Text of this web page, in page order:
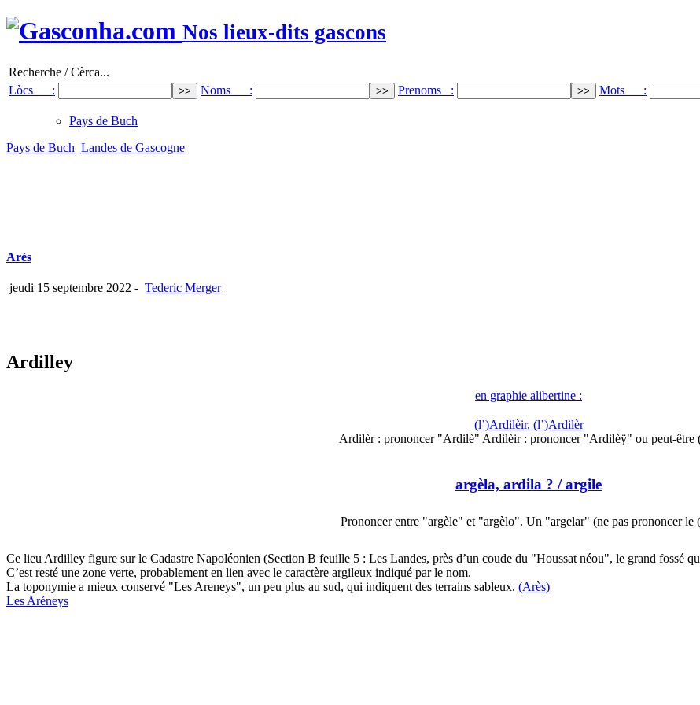
Nos lieux-dits gascons
Recherche / Cèrca...
Lòcs :
Noms : Prenoms : Mots :
Pays de Buch
Pays de Buch Landes de Gascogne
Arès
jeudi 15 septembre 2022 - Tederic Merger
Ardilley
en graphie alibertine :
(l’)Ardilèir, (l’)Ardilèr
Ardilèr : prononcer "Ardilè" Ardilèir : prononcer "Ardilèÿ" ou peut-
argèla, ardila ? / argile
Prononcer entre "argèle" et "argèlo". Un "argelar" (ne pas prononcer
Ce lieu Ardilley figure sur le Cadastre Napoléonien (Section B feuille 5 : Les Landes, près d’un coude du "Houssat néou", le grand fossé
C’est resté une zone verte, probablement en lien avec le caractère argileux indiqué par le nom.
La toponymie a mieux conservé "Les Areneys", un peu plus au sud, qui indiquent des terrains sableux. (Arès)
Les Aréneys